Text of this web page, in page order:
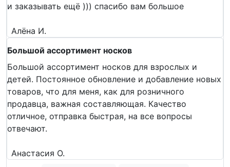
и заказывать ещё ))) спасибо вам большое
Алёна И.
Большой ассортимент носков
Большой ассортимент носков для взрослых и
детей. Постоянное обновление и добавление новых
товаров, что для меня, как для розничного
продавца, важная составляющая. Качество
отличное, отправка быстрая, на все вопросы
отвечают.
Анастасия О.